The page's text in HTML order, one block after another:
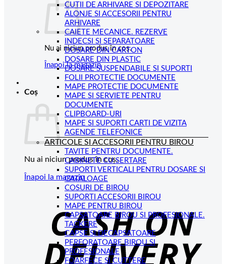
Nu ai niciun produs în coș.
Înapoi la magazin
Coș
Nu ai niciun produs în coș.
Înapoi la magazin
CUTII DE ARHIVARE SI DEPOZITARE
ALONJE SI ACCESORII PENTRU
ARHIVARE
CAIETE MECANICE. REZERVE
INDECSI SI SEPARATOARE
DOSARE DIN CARTON
DOSARE DIN PLASTIC
DOSARE SUSPENDABILE SI SUPORTI
FOLII PROTECTIE DOCUMENTE
MAPE PROTECTIE DOCUMENTE
MAPE SI SERVIETE PENTRU
DOCUMENTE
CLIPBOARD-URI
MAPE SI SUPORTI CARTI DE VIZITA
AGENDE TELEFONICE
ARTICOLE SI ACCESORII PENTRU BIROU
TAVITE PENTRU DOCUMENTE.
CABINETE CU SERTARE
SUPORTI VERTICALI PENTRU DOSARE SI
CATALOAGE
COSURI DE BIROU
SUPORTI ACCESORII BIROU
MAPE PENTRU BIROU
CAPSATOARE BIROU SI PROFESIONALE.
TACKERE
CAPSE SI DECAPSATOARE
PERFORATOARE BIROU SI
PROFESIONALE
FOARFECE SI CUTTERE